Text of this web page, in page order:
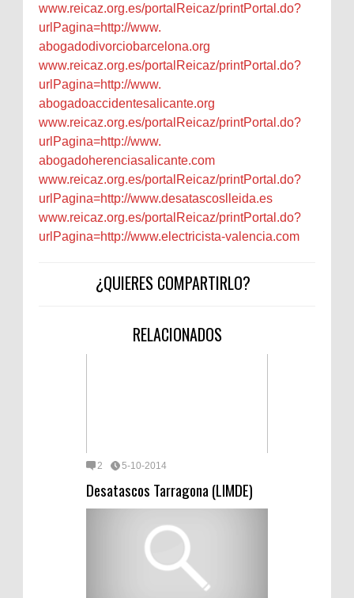
www.reicaz.org.es/portalReicaz/printPortal.do?
urlPagina=http://www.
abogadodivorciobarcelona.org
www.reicaz.org.es/portalReicaz/printPortal.do?
urlPagina=http://www.
abogadoaccidentesalicante.org
www.reicaz.org.es/portalReicaz/printPortal.do?
urlPagina=http://www.
abogadoherenciasalicante.com
www.reicaz.org.es/portalReicaz/printPortal.do?
urlPagina=http://www.desatascoslleida.es
www.reicaz.org.es/portalReicaz/printPortal.do?
urlPagina=http://www.electricista-valencia.com
¿QUIERES COMPARTIRLO?
RELACIONADOS
2 5-10-2014
Desatascos Tarragona (LIMDE)